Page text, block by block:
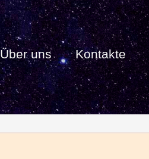
Über uns Kontakte